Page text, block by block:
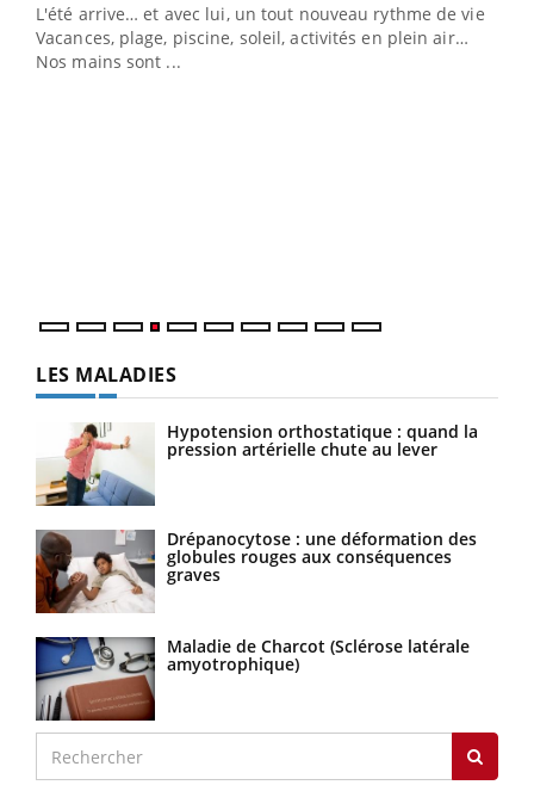
L'été arrive… et avec lui, un tout nouveau rythme de vie !
Vacances, plage, piscine, soleil, activités en plein air…
Nos mains sont ...
LES MALADIES
Hypotension orthostatique : quand la
pression artérielle chute au lever
Drépanocytose : une déformation des
globules rouges aux conséquences
graves
Maladie de Charcot (Sclérose latérale
amyotrophique)